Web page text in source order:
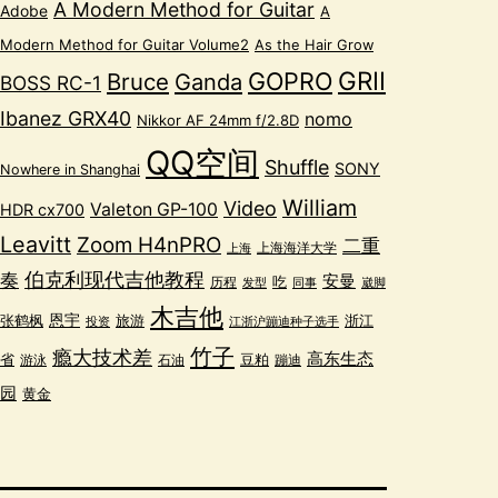
Adobe A Modern Method for Guitar A
Modern Method for Guitar Volume2 As the Hair Grow
BOSS RC-1 Bruce Ganda GOPRO GRII
Ibanez GRX40 Nikkor AF 24mm f/2.8D nomo
Nowhere in Shanghai QQ空间 Shuffle SONY
HDR cx700 Valeton GP-100 Video William
Leavitt Zoom H4nPRO 上海 上海海洋大学 二重
奏 伯克利现代吉他教程 历程 发型 吃 同事 安曼 崴脚
张鹤枫 恩宇 投资 旅游 木吉他 江浙沪蹦迪种子选手 浙江
省 游泳 瘾大技术差 石油 竹子 豆粕 蹦迪 高东生态
园 黄金